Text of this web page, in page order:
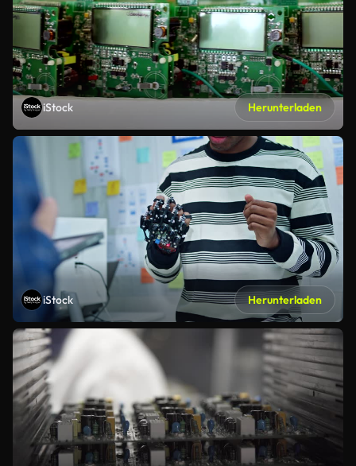
iStock Herunterladen
iStock Herunterladen